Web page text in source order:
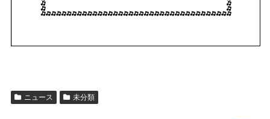
ニュース 未分類